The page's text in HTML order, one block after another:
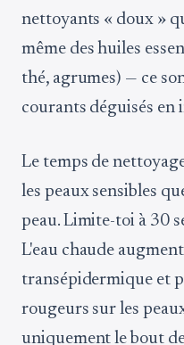
nettoyants « doux »
même des huiles
thé, agrumes) — ce
courants déguisés
Le temps de
les peaux sensibles
peau. Limite-toi à 30
L'eau chaude
transépidermique et
rougeurs sur les
uniquement le bout